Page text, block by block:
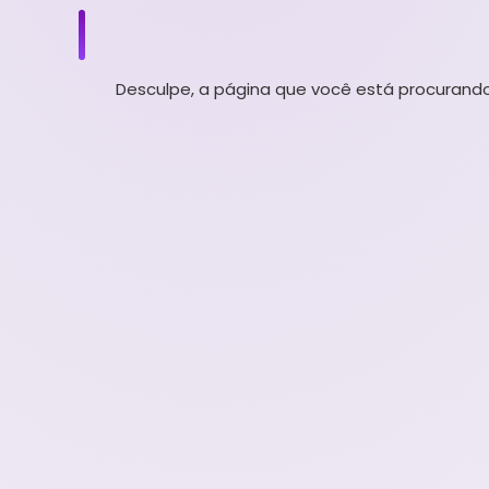
Desculpe, a página que você está